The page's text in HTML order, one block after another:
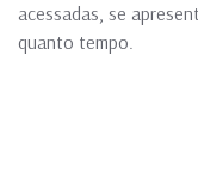
acessadas, se
quanto tempo.